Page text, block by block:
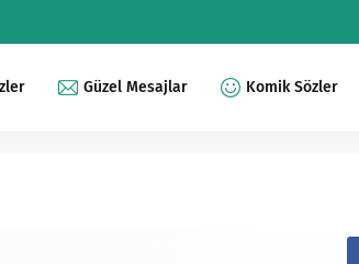
Güzel Mesajlar Komik Sözler